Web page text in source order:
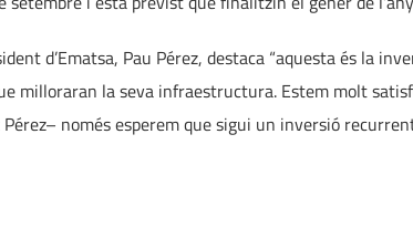
d’Ematsa, Pau Pérez, destaca “aquesta és la
milloraran la seva infraestructura. Estem molt
només esperem que sigui un inversió